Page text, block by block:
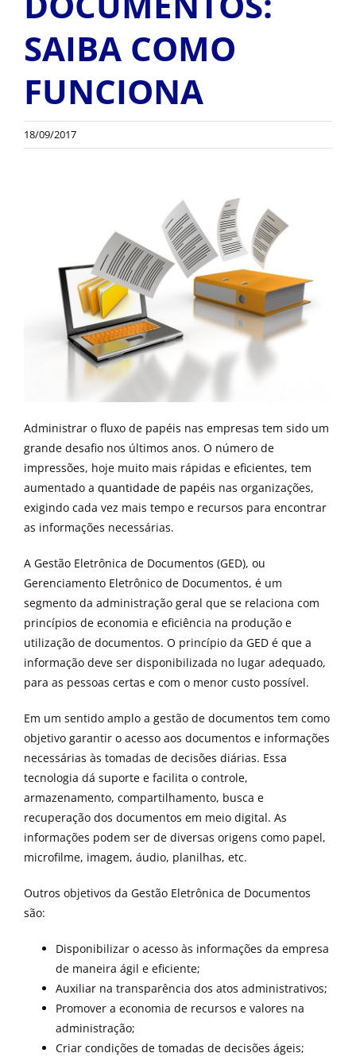
OUTROS PRODUTOS
SAIBA COMO
FUNCIONA
18/09/2017
Administrar o fluxo de papéis nas empresas tem sido um
grande desafio nos últimos anos. O número de
impressões, hoje muito mais rápidas e eficientes, tem
aumentado a quantidade de papéis nas organizações,
exigindo cada vez mais tempo e recursos para encontrar
as informações necessárias.
A Gestão Eletrônica de Documentos (GED), ou
Gerenciamento Eletrônico de Documentos, é um
segmento da administração geral que se relaciona com
princípios de economia e eficiência na produção e
utilização de documentos. O princípio da GED é que a
informação deve ser disponibilizada no lugar adequado,
para as pessoas certas e com o menor custo possível.
Em um sentido amplo a gestão de documentos tem como
objetivo garantir o acesso aos documentos e informações
necessárias às tomadas de decisões diárias. Essa
tecnologia dá suporte e facilita o controle,
armazenamento, compartilhamento, busca e
recuperação dos documentos em meio digital. As
informações podem ser de diversas origens como papel,
microfilme, imagem, áudio, planilhas, etc.
Outros objetivos da Gestão Eletrônica de Documentos
são:
Disponibilizar o acesso às informações da empresa
de maneira ágil e eficiente;
Auxiliar na transparência dos atos administrativos;
Promover a economia de recursos e valores na
administração;
Criar condições de tomadas de decisões ágeis;